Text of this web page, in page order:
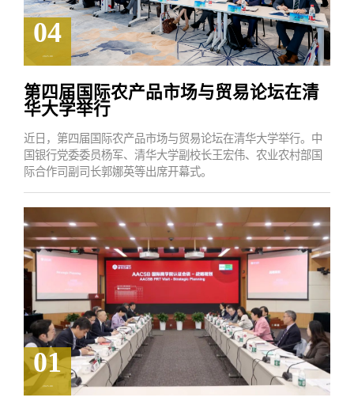
04
2025.08
第四届国际农产品市场与贸易论坛在清
华大学举行
近日，第四届国际农产品市场与贸易论坛在清华大学举行。中
国银行党委委员杨军、清华大学副校长王宏伟、农业农村部国
际合作司副司长郭娜英等出席开幕式。
01
2025.08